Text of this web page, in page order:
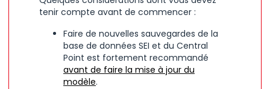
tenir compte avant de commencer :
Faire de nouvelles sauvegardes de la
base de données SEI et du Central
Point est fortement recommandé
avant de faire la mise à jour du
modèle.